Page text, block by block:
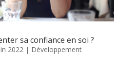
sa confiance en soi ?
2022| Développement